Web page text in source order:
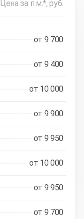
Цена за п.м.*, руб.
от 9 700
от 9 400
от 10 000
от 9 900
от 9 950
от 10 000
от 9 950
от 9 700